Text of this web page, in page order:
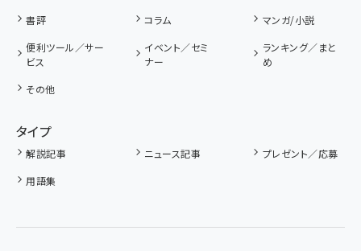
書評 コラム
マンガ/小説
便利ツール／サー
ビス
イベント／セミ
ナー
ランキング／まと
め
その他
タイプ
解説記事 ニュース記事
プレゼント／応募
用語集